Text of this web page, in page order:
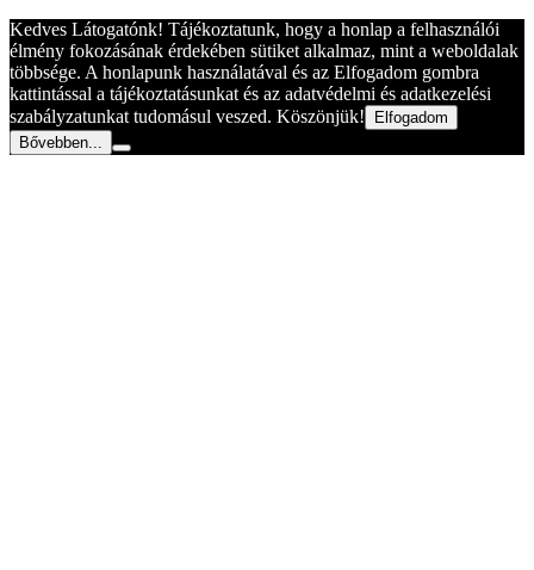
Kedves Látogatónk! Tájékoztatunk, hogy a honlap a felhasználói
élmény fokozásának érdekében sütiket alkalmaz, mint a weboldalak
többsége. A honlapunk használatával és az Elfogadom gombra
kattintással a tájékoztatásunkat és az adatvédelmi és adatkezelési
szabályzatunkat tudomásul veszed. Köszönjük!
Elfogadom
Bővebben...